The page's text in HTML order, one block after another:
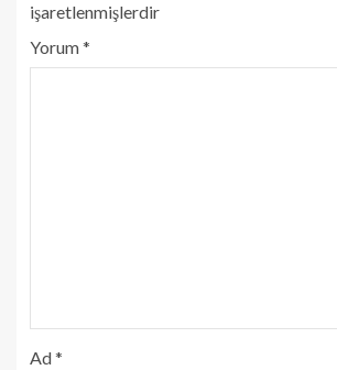
işaretlenmişlerdir
Yorum*
Ad*